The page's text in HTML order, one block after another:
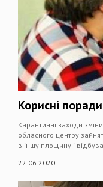
Корисні
Карантинні заходи
обласного центру
в іншу площину і
22.06.2020